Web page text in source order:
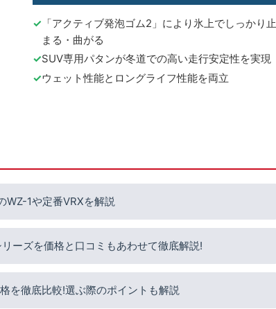
「アクティブ発泡ゴム2」により氷上でしっかり止
まる・曲がる
SUV専用パタンが冬道での高い走行安定性を実現
ウェット性能とロングライフ性能を両立
WZ-1や定番VRXを解説
ーズを価格と口コミもあわせて徹底解説!
を徹底比較!選ぶ際のポイントも解説